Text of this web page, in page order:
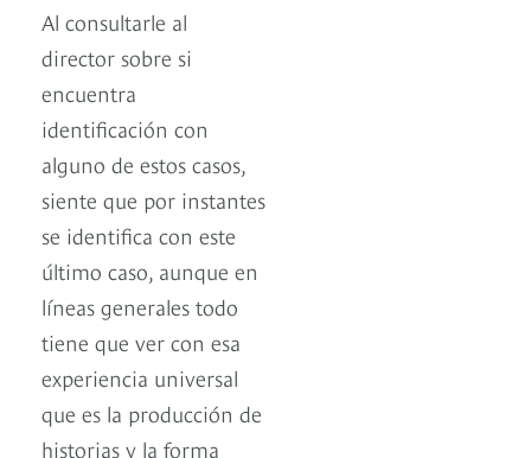
Al consultarle al
director sobre si
encuentra
identificación con
alguno de estos casos,
siente que por instantes
se identifica con este
último caso, aunque en
líneas generales todo
tiene que ver con esa
experiencia universal
que es la producción de
historias y la forma